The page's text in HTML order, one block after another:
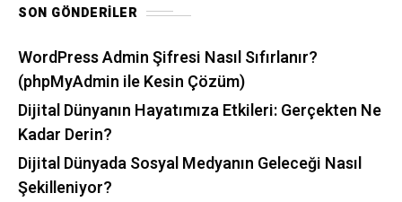
SON GÖNDERILER
WordPress Admin Şifresi Nasıl Sıfırlanır?
(phpMyAdmin ile Kesin Çözüm)
Dijital Dünyanın Hayatımıza Etkileri: Gerçekten Ne
Kadar Derin?
Dijital Dünyada Sosyal Medyanın Geleceği Nasıl
Şekilleniyor?